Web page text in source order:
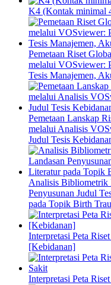
K4 (Kontak minimal
Pemetaan Riset
melalui VOSviewer:
Tesis Manajemen,
Pemetaan Lanskap
melalui Analisis
Judul Tesis
Analisis Bibliometrik
Penyusunan Judul
pada Topik Birth
Interpretasi Peta
[Kebidanan]
Interpretasi Peta